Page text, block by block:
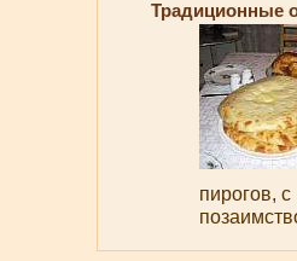
Традиционные
пирогов,